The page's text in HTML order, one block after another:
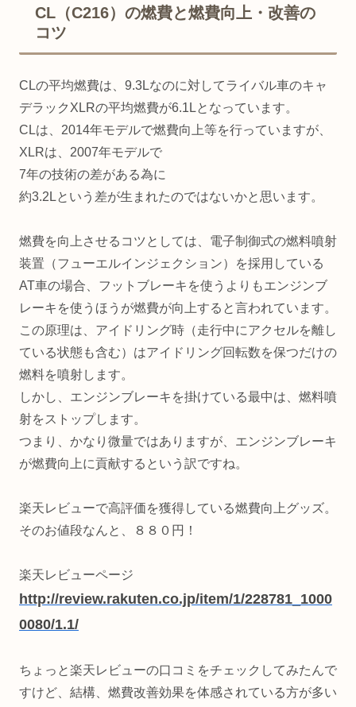
CL（C216）の燃費と燃費向上・改善の
コツ
CLの平均燃費は、9.3Lなのに対してライバル車のキャ
デラックXLRの平均燃費が6.1Lとなっています。
CLは、2014年モデルで燃費向上等を行っていますが、
XLRは、2007年モデルで
7年の技術の差がある為に
約3.2Lという差が生まれたのではないかと思います。
燃費を向上させるコツとしては、電子制御式の燃料噴射
装置（フューエルインジェクション）を採用している
AT車の場合、フットブレーキを使うよりもエンジンブ
レーキを使うほうが燃費が向上すると言われています。
この原理は、アイドリング時（走行中にアクセルを離し
ている状態も含む）はアイドリング回転数を保つだけの
燃料を噴射します。
しかし、エンジンブレーキを掛けている最中は、燃料噴
射をストップします。
つまり、かなり微量ではありますが、エンジンブレーキ
が燃費向上に貢献するという訳ですね。
楽天レビューで高評価を獲得している燃費向上グッズ。
そのお値段なんと、８８０円！
楽天レビューページ
http://review.rakuten.co.jp/item/1/228781_1000
0080/1.1/
ちょっと楽天レビューの口コミをチェックしてみたんで
すけど、結構、燃費改善効果を体感されている方が多い